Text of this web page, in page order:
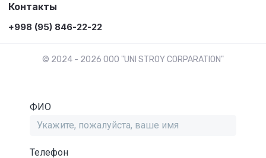
Контакты
+998 (95) 846-22-22
© 2024 - 2026 OOO "UNI STROY CORPARATION"